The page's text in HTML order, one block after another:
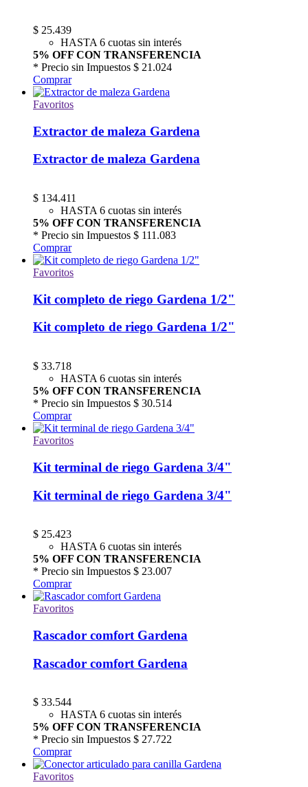
$ 25.439
HASTA 6 cuotas sin interés
5% OFF CON TRANSFERENCIA
* Precio sin Impuestos $ 21.024
Comprar
Favoritos
Extractor de maleza Gardena
Extractor de maleza Gardena
$ 134.411
HASTA 6 cuotas sin interés
5% OFF CON TRANSFERENCIA
* Precio sin Impuestos $ 111.083
Comprar
Favoritos
Kit completo de riego Gardena 1/2"
Kit completo de riego Gardena 1/2"
$ 33.718
HASTA 6 cuotas sin interés
5% OFF CON TRANSFERENCIA
* Precio sin Impuestos $ 30.514
Comprar
Favoritos
Kit terminal de riego Gardena 3/4"
Kit terminal de riego Gardena 3/4"
$ 25.423
HASTA 6 cuotas sin interés
5% OFF CON TRANSFERENCIA
* Precio sin Impuestos $ 23.007
Comprar
Favoritos
Rascador comfort Gardena
Rascador comfort Gardena
$ 33.544
HASTA 6 cuotas sin interés
5% OFF CON TRANSFERENCIA
* Precio sin Impuestos $ 27.722
Comprar
Favoritos